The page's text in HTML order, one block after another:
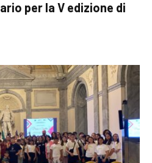
per la V edizione di